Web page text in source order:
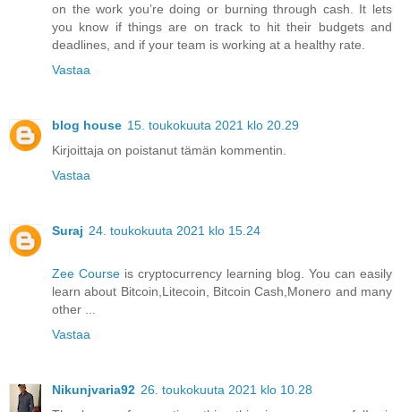
on the work you’re doing or burning through cash. It lets
you know if things are on track to hit their budgets and
deadlines, and if your team is working at a healthy rate.
Vastaa
blog house 15. toukokuuta 2021 klo 20.29
Kirjoittaja on poistanut tämän kommentin.
Vastaa
Suraj 24. toukokuuta 2021 klo 15.24
Zee Course is cryptocurrency learning blog. You can easily
learn about Bitcoin,Litecoin, Bitcoin Cash,Monero and many
other ...
Vastaa
Nikunjvaria92 26. toukokuuta 2021 klo 10.28